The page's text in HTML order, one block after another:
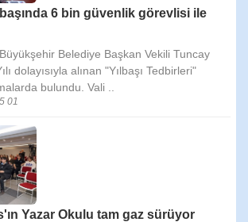
6 bin güvenlik görevlisi ile
Belediye Başkan Vekili Tuncay
dolayısıyla alınan "Yılbaşı Tedbirleri"
bulundu. Vali ..
01
Yazar Okulu tam gaz sürüyor